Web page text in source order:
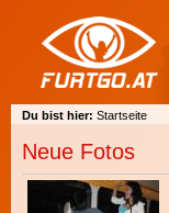
Du bist hier: Startseite
Neue Fotos